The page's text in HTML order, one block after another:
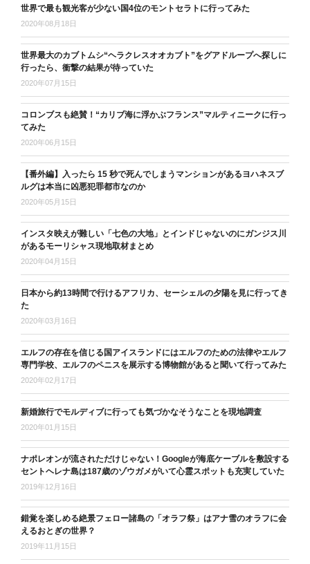
世界で最も観光客が少ない国4位のモントセラトに行ってみた
2020年08月18日
世界最大のカブトムシ“ヘラクレスオオカブト”をグアドループへ探しに
行ったら、衝撃の結果が待っていた
2020年07月15日
コロンブスも絶賛！“カリブ海に浮かぶフランス”マルティニークに行っ
てみた
2020年06月15日
【番外編】入ったら 15 秒で死んでしまうマンションがあるヨハネスブ
ルグは本当に凶悪犯罪都市なのか
2020年05月15日
インスタ映えが難しい「七色の大地」とインドじゃないのにガンジス川
があるモーリシャス現地取材まとめ
2020年04月15日
日本から約13時間で行けるアフリカ、セーシェルの夕陽を見に行ってき
た
2020年03月16日
エルフの存在を信じる国アイスランドにはエルフのための法律やエルフ
専門学校、エルフのペニスを展示する博物館があると聞いて行ってみた
2020年02月17日
新婚旅行でモルディブに行っても気づかなそうなことを現地調査
2020年01月15日
ナポレオンが流されただけじゃない！Googleが海底ケーブルを敷設する
セントヘレナ島は187歳のゾウガメがいて心霊スポットも充実していた
2019年12月16日
錯覚を楽しめる絶景フェロー諸島の「オラフ祭」はアナ雪のオラフに会
えるおとぎの世界？
2019年11月15日